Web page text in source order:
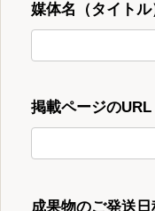
媒体名（タイトル
掲載ページのURL
成果物のご発送日